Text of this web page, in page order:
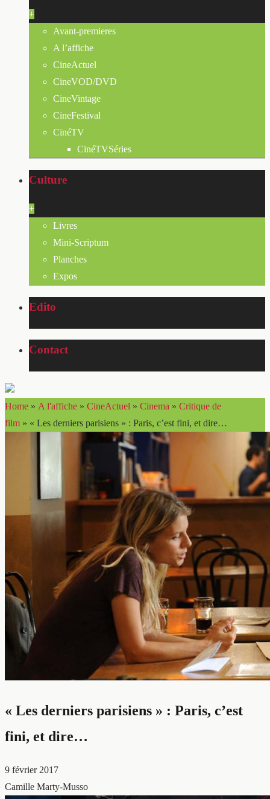
+
Avant-premieres
A l’affiche
CineActuel
CineVOD/DVD
CineVintage
CineFestival
CinéTV
CinéTVSéries
Culture
+
Livres
Mini-Scriptum
Planches
Expos
Edito
Contact
Home » A l'affiche » CineActuel » Cinema » Critique de
film » « Les derniers parisiens » : Paris, c’est fini, et dire…
« Les derniers parisiens » : Paris, c’est
fini, et dire…
9 février 2017
Camille Marty-Musso